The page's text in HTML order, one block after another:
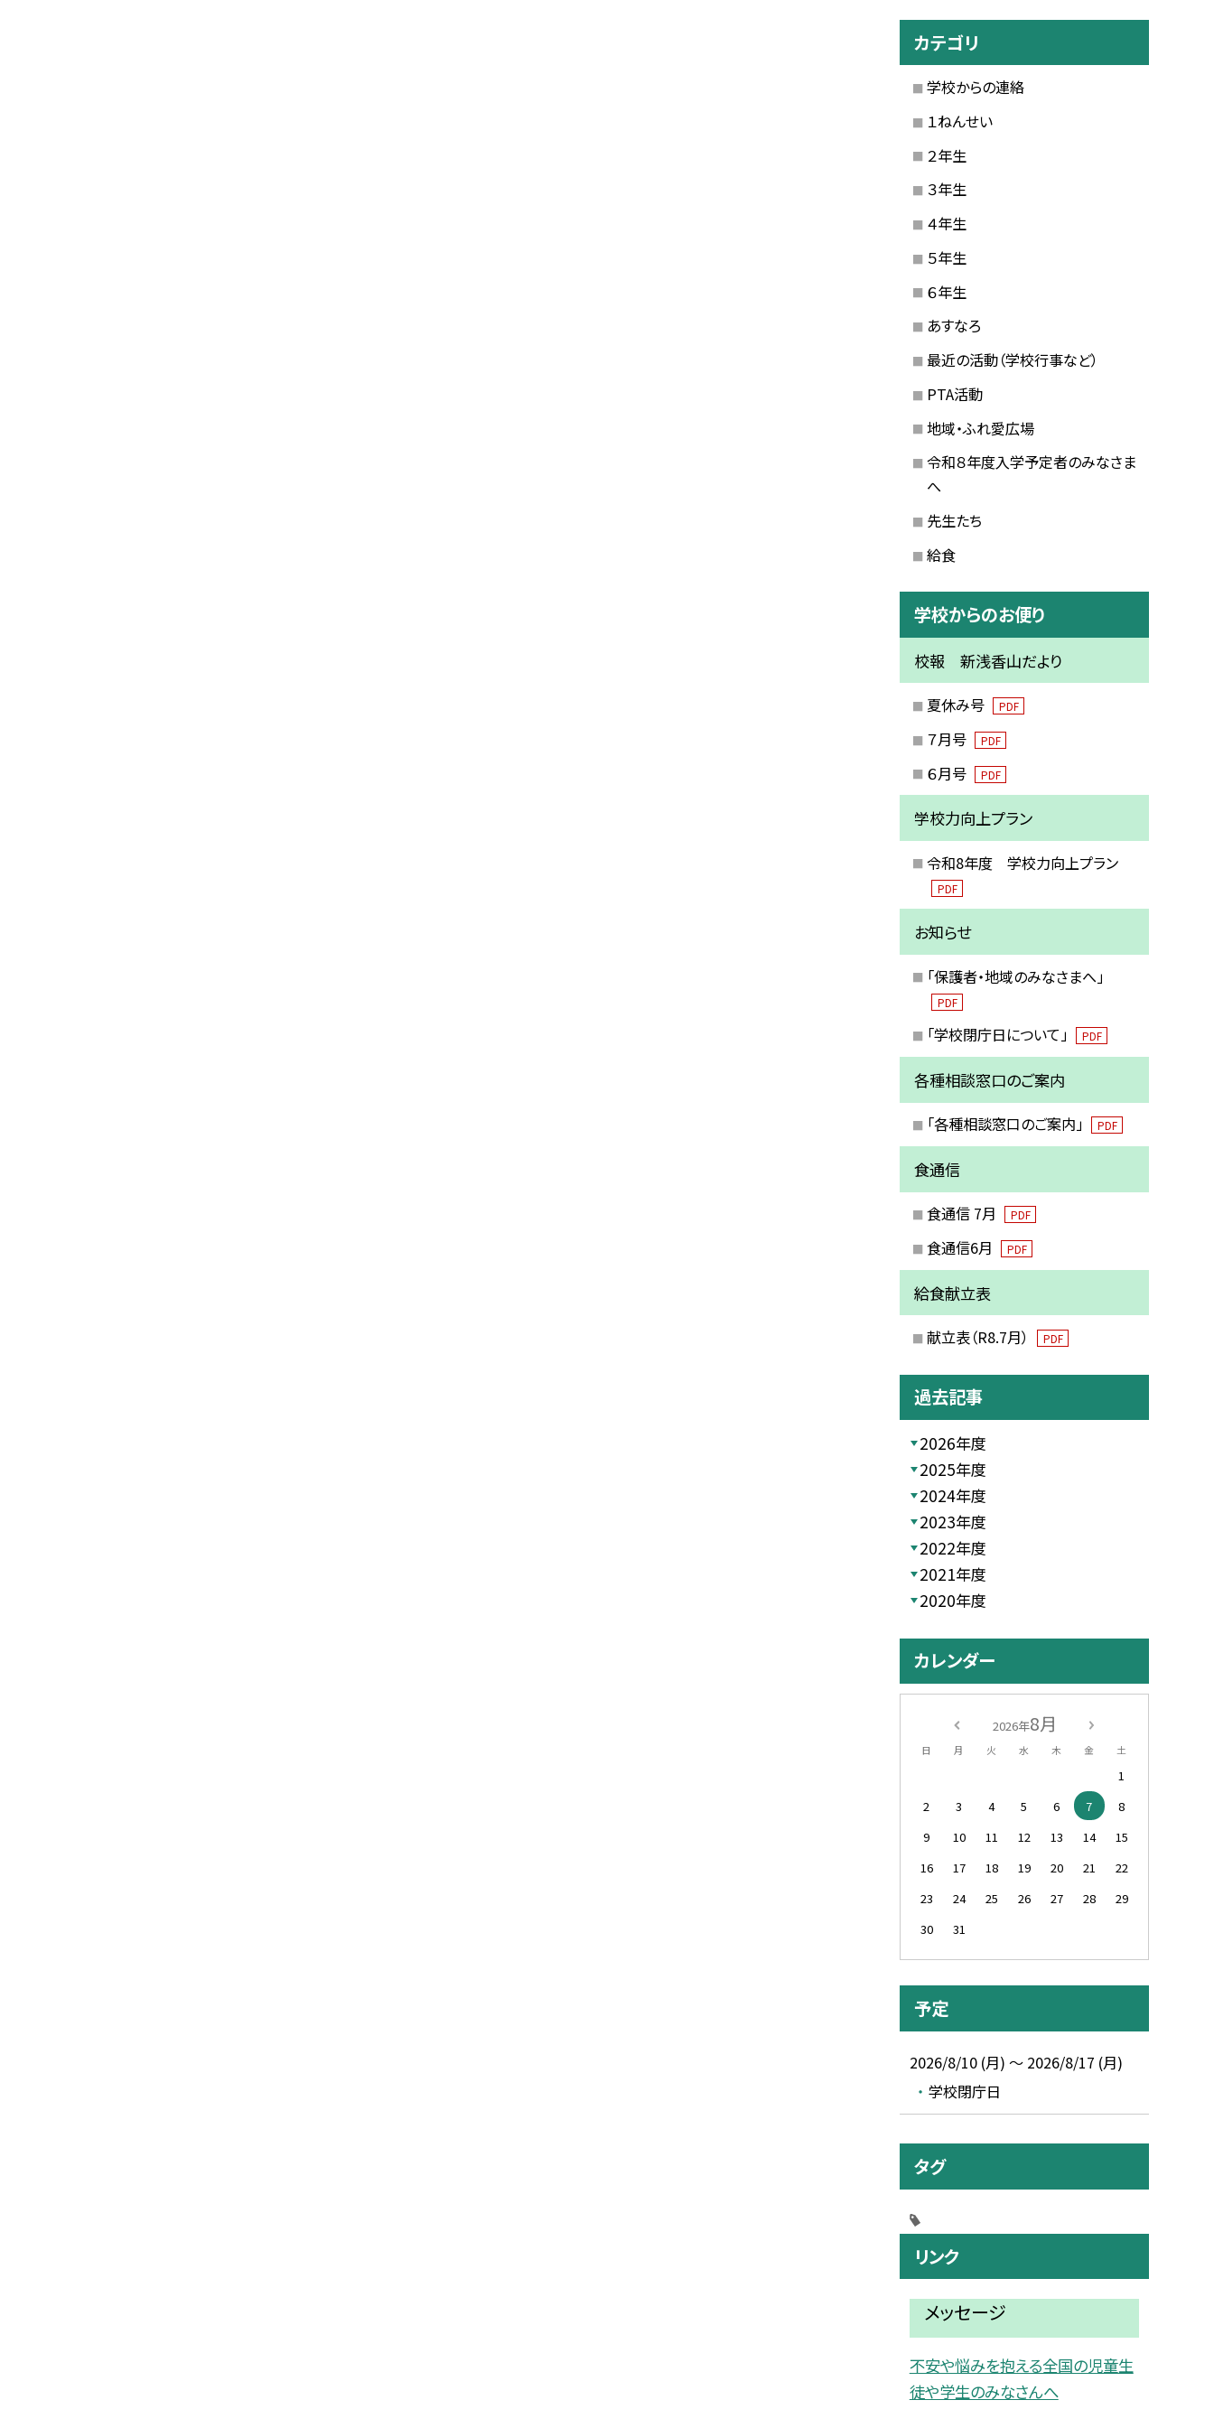
カテゴリ
学校からの連絡
１ねんせい
２年生
３年生
４年生
５年生
６年生
あすなろ
最近の活動（学校行事など）
PTA活動
地域・ふれ愛広場
令和８年度入学予定者のみなさま
へ
先生たち
給食
学校からのお便り
校報 新浅香山だより
夏休み号 PDF
７月号 PDF
６月号 PDF
学校力向上プラン
令和8年度 学校力向上プラン
PDF
お知らせ
「保護者・地域のみなさまへ」
PDF
「学校閉庁日について」 PDF
各種相談窓口のご案内
「各種相談窓口のご案内」 PDF
食通信
食通信 7月 PDF
食通信6月 PDF
給食献立表
献立表（R8.7月） PDF
過去記事
2026年度
2025年度
2024年度
2023年度
2022年度
2021年度
2020年度
カレンダー
2026年8月
日 月 火 水 木 金 土
1
2
3 4 5 6 7
8
9
10 11 12 13 14
15
16
17 18 19 20 21
22
23
24 25 26 27 28
29
30
31
予定
2026/8/10 (月) ～ 2026/8/17 (月)
学校閉庁日
タグ
リンク
メッセージ
不安や悩みを抱える全国の児童生
徒や学生のみなさんへ